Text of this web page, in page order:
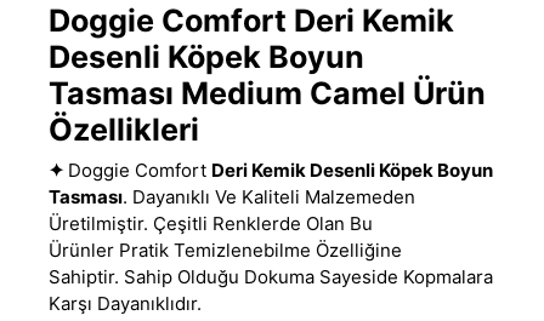
Doggie Comfort Deri Kemik
Desenli Köpek Boyun
Tasması Medium Camel Ürün
Özellikleri
✦ Doggie Comfort Deri Kemik Desenli Köpek Boyun
Tasması. Dayanıklı Ve Kaliteli Malzemeden
Üretilmiştir. Çeşitli Renklerde Olan Bu
Ürünler Pratik Temizlenebilme Özelliğine
Sahiptir. Sahip Olduğu Dokuma Sayeside Kopmalara
Karşı Dayanıklıdır.